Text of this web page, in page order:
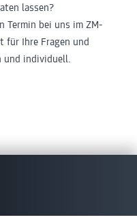
lassen?
Termin bei uns im ZM-
für Ihre Fragen und
und individuell.